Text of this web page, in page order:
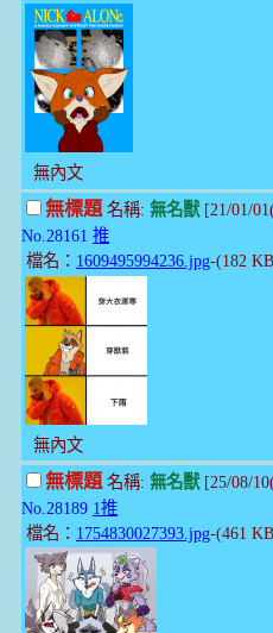
無內文
無標題名稱: 無名獸[21/01/
No.28161 推
檔名： 1609495994236.jpg-(182
無內文
無標題名稱: 無名獸[25/08/
No.28189 1推
檔名： 1754830027393.jpg-(461